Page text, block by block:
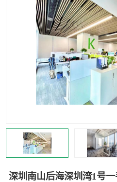
深圳南山后海深圳湾1号
福田中心区写字楼租赁
罗湖水贝
兴东